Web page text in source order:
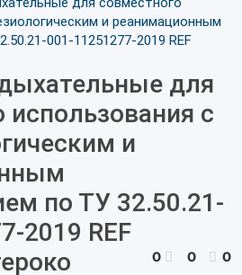
для
использования с
и
по ТУ 32.50.21-
2019 REF
0 0 0